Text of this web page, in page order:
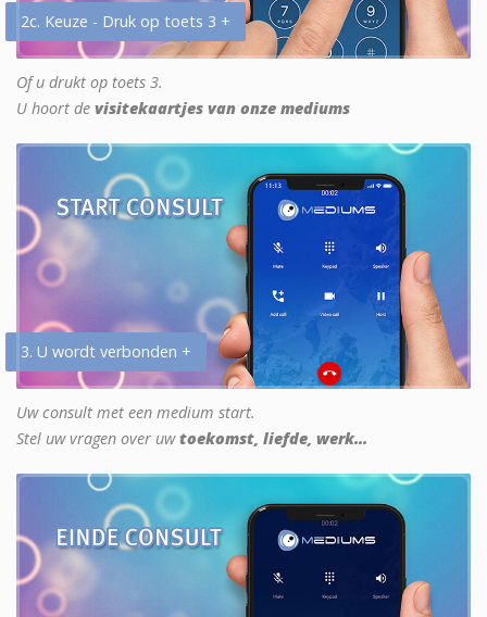
2c. Keuze - Druk op toets 3 +
Of u drukt op toets 3.
U hoort de visitekaartjes van onze mediums
3. U wordt verbonden +
Uw consult met een medium start.
Stel uw vragen over uwtoekomst, liefde, werk...